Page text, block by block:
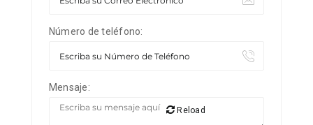
Número de teléfono:
Mensaje:
Reload